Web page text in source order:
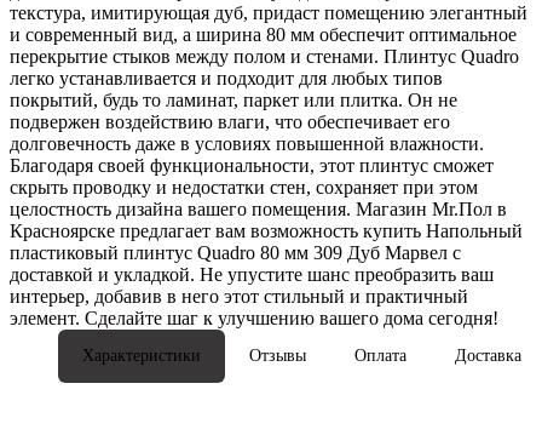
текстура, имитирующая дуб, придаст помещению элегантный
и современный вид, а ширина 80 мм обеспечит оптимальное
перекрытие стыков между полом и стенами. Плинтус Quadro
легко устанавливается и подходит для любых типов
покрытий, будь то ламинат, паркет или плитка. Он не
подвержен воздействию влаги, что обеспечивает его
долговечность даже в условиях повышенной влажности.
Благодаря своей функциональности, этот плинтус сможет
скрыть проводку и недостатки стен, сохраняет при этом
целостность дизайна вашего помещения. Магазин Mr.Пол в
Красноярске предлагает вам возможность купить Напольный
пластиковый плинтус Quadro 80 мм 309 Дуб Марвел с
доставкой и укладкой. Не упустите шанс преобразить ваш
интерьер, добавив в него этот стильный и практичный
элемент. Сделайте шаг к улучшению вашего дома сегодня!
Характеристики Отзывы Оплата Доставка